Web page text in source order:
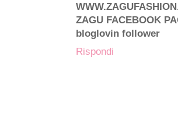
ZAGU FACEBOOK
bloglovin follower
Rispondi